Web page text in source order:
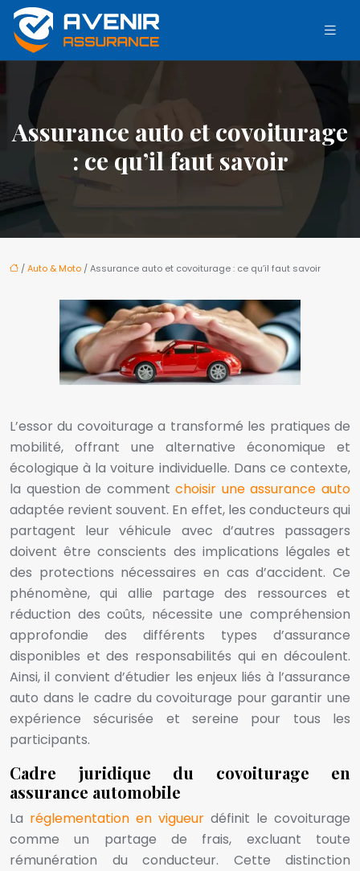
Assurance auto et covoiturage
: ce qu’il faut savoir
/Auto & Moto / Assurance auto et covoiturage : ce qu’il faut savoir
L’essor du covoiturage a transformé les pratiques de
mobilité, offrant une alternative économique et
écologique à la voiture individuelle. Dans ce contexte,
la question de commentchoisir une assurance auto
adaptée revient souvent. En effet, les conducteurs qui
partagent leur véhicule avec d’autres passagers
doivent être conscients des implications légales et
des protections nécessaires en cas d’accident. Ce
phénomène, qui allie partage des ressources et
réduction des coûts, nécessite une compréhension
approfondie des différents types d’assurance
disponibles et des responsabilités qui en découlent.
Ainsi, il convient d’étudier les enjeux liés à l’assurance
auto dans le cadre du covoiturage pour garantir une
expérience sécurisée et sereine pour tous les
participants.
Cadre juridique du covoiturage en
assurance automobile
La réglementation en vigueur définit le covoiturage
comme un partage de frais, excluant toute
rémunération du conducteur. Cette distinction